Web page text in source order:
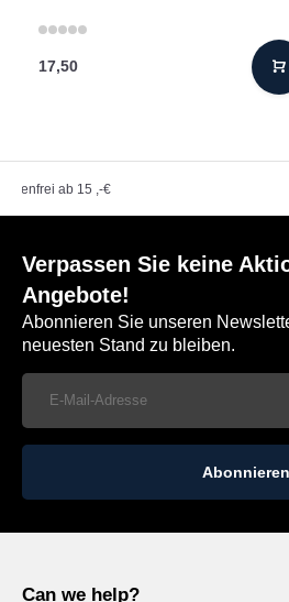
17,50
ab 15 ,-€
Verpassen Sie keine
Angebote!
Abonnieren Sie unseren
neuesten Stand zu bleiben.
Abonnieren
Can we help?